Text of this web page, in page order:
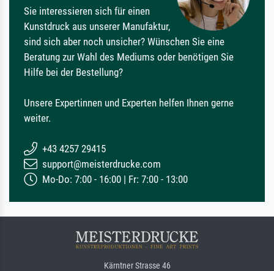
Sie interessieren sich für einen
Kunstdruck aus unserer Manufaktur,
sind sich aber noch unsicher? Wünschen Sie eine
Beratung zur Wahl des Mediums oder benötigen Sie
Hilfe bei der Bestellung?
Unsere Expertinnen und Experten helfen Ihnen gerne
weiter.
+43 4257 29415
support@meisterdrucke.com
Mo-Do: 7:00 - 16:00 | Fr: 7:00 - 13:00
Kärntner Strasse 46